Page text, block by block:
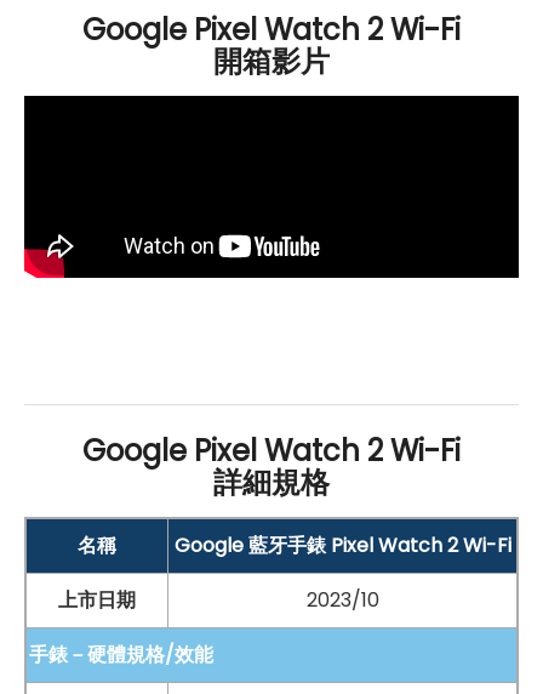
率監測、血氧感測、壓力追蹤、女性健康追蹤和睡眠監
測。它還集成了 Fitbit 運動應用程式，自動偵測運動，提
供心率區間訓練和配速訓練等功能，幫助您更好地管理和
的智慧型手錶，可助您提升生活品質，照顧健康。
Google Pixel Watch 2 Wi-Fi
開箱影片
Google Pixel Watch 2 Wi-Fi
詳細規格
名稱
Google 藍牙手錶 Pixel Watch 2 Wi-Fi
上市日期
2023/10
手錶－硬體規格/效能